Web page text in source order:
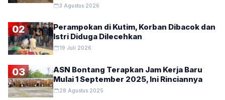
3 Agustus 2026
02
Perampokan di Kutim, Korban Dibacok dan
Istri Diduga Dilecehkan
19 Juli 2026
03
ASN Bontang Terapkan Jam Kerja Baru
Mulai 1 September 2025, Ini Rinciannya
28 Agustus 2025